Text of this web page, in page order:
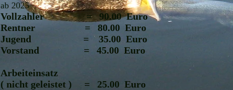
ab 2025
Vollzahler = 90.00 Euro
Rentner = 80.00 Euro
Jugend = 35.00 Euro
Vorstand = 45.00 Euro
Arbeiteinsatz
( nicht geleistet ) = 25.00 Euro